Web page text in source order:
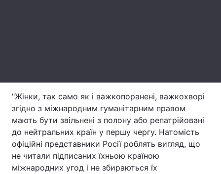
"Жінки, так само як і важкопоранені, важкохворі
згідно з міжнародним гуманітарним правом
мають бути звільнені з полону або репатрійовані
до нейтральних країн у першу чергу. Натомість
офіційні представники Росії роблять вигляд, що
не читали підписаних їхньою країною
міжнародних угод і не збираються їх